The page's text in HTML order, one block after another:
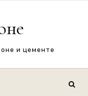
и цементе